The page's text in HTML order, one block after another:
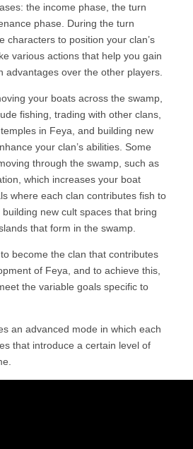
the income phase, the turn
phase. During the turn
characters to position your clan’s
various actions that help you gain
advantages over the other players.
your boats across the swamp,
fishing, trading with other clans,
in Feya, and building new
your clan’s abilities. Some
through the swamp, such as
which increases your boat
where each clan contributes fish to
new cult spaces that bring
that form in the swamp.
become the clan that contributes
of Feya, and to achieve this,
the variable goals specific to
an advanced mode in which each
that introduce a certain level of